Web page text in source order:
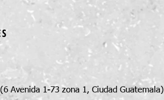
Avenida 1-73 zona 1, Ciudad Guatemala)